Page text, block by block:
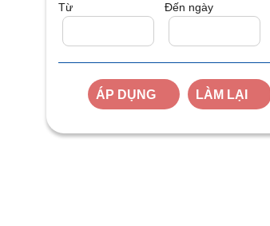
Từ Đến ngày
ÁP DỤNG LÀM LẠI